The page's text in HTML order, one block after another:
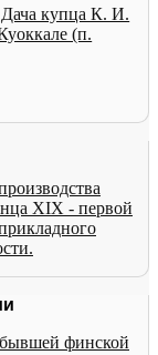
купца К. И.
(п.
XIX - первой
финской